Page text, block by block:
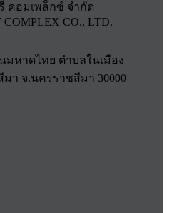
คอมเพล็กซ์ จำกัด
CO., LTD.
นมหาดไทย ตำบลในเมือง
า จ.นครราชสีมา 30000